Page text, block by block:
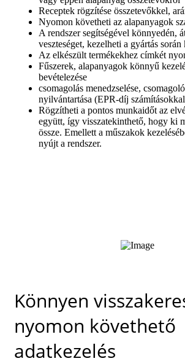
Receptek rögzítése összetevőkkel,
Nyomon követheti az alapanyagok
A rendszer segítségével könnyedén,
veszteséget, kezelheti a gyártás
Az elkészült termékekhez címkét
Fűszerek, alapanyagok könnyű
bevételezése
csomagolás menedzselése,
nyilvántartása (EPR-díj
Rögzítheti a pontos munkaidőt az
együtt, így visszatekinthető, hogy ki
össze. Emellett a műszakok
nyújt a rendszer.
Könnyen
nyomon követhető
adatkezelés